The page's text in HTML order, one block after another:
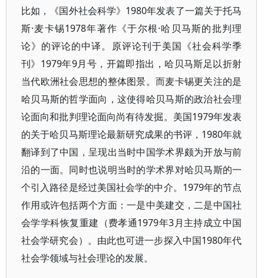
比如，《国外社会科学》1980年发表了一篇关于托马
斯·麦卡锡1978年著作《于尔根·哈贝马斯的批判理
论》的评论的中译。原评论刊于美国《社会科学季
刊》1979年9月号，开篇即指出，哈贝马斯足以折射
当代欧洲社会思想的整体图景。而麦卡锡更关注的是
哈贝马斯的哲学面向，这使得哈贝马斯的政治社会理
论面向和批判理论面向尚有待发掘。美国1979年发表
的关于哈贝马斯理论最新研究成果的书评，1980年就
翻译到了中国，呈现出当时中国学术界颇为开放与前
沿的一面。同时也说明当时的学术界对哈贝马斯的一
个引入路径是经过美国社会学的中介。1979年的节点
作用或许包括两个方面：一是中美建交，二是中国社
会学学科恢复重建（费孝通1979年3月主持成立中国
社会学研究会）。由此也可进一步探入中国1980年代
社会学领域与社会理论的发展。